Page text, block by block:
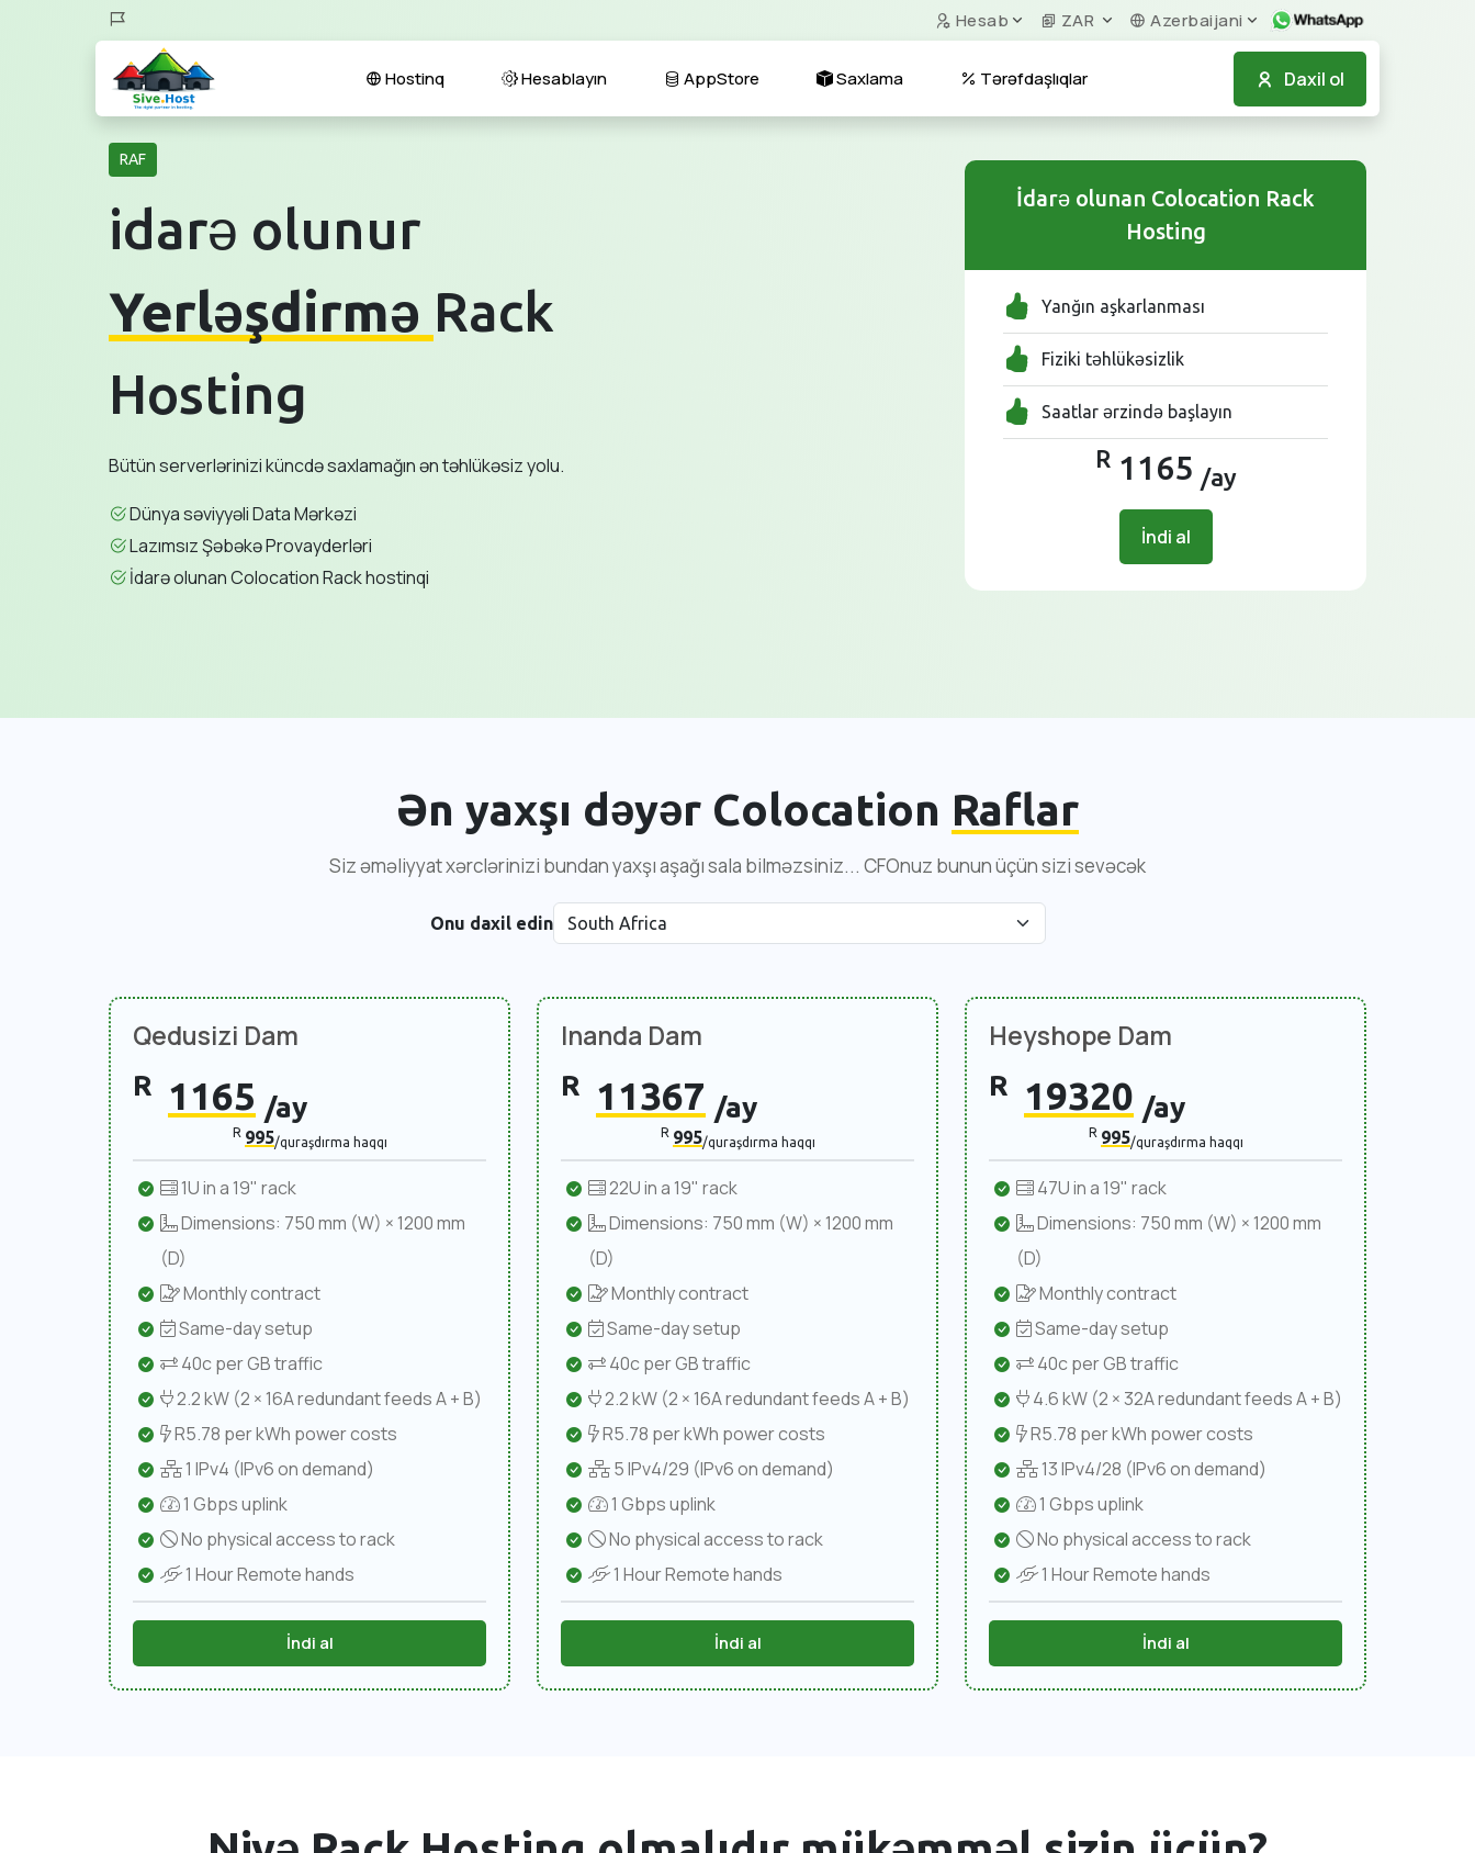
Hesab ZAR Azerbaijani
Daxil ol
Hostinq Hesablayın AppStore Saxlama Tərəfdaşlıqlar
RAF
idarə olunur
Yerləşdirmə Rack
Hosting
Bütün serverlərinizi küncdə saxlamağın ən təhlükəsiz yolu.
Dünya səviyyəli Data Mərkəzi
Lazımsız Şəbəkə Provayderləri
İdarə olunan Colocation Rack hostinqi
İdarə olunan Colocation Rack
Hosting
Yanğın aşkarlanması
Fiziki təhlükəsizlik
Saatlar ərzində başlayın
R1165 /ay
İndi al
Ən yaxşı dəyər Colocation Raflar
Siz əməliyyat xərclərinizi bundan yaxşı aşağı sala bilməzsiniz... CFOnuz bunun üçün sizi sevəcək
Onu daxil edin
Qedusizi Dam
R 1165 /ay
R 995/quraşdırma haqqı
1U in a 19" rack
Dimensions: 750 mm (W) × 1200 mm
(D)
Monthly contract
Same-day setup
40c per GB traffic
2.2 kW (2 × 16A redundant feeds A + B)
R5.78 per kWh power costs
1 IPv4 (IPv6 on demand)
1 Gbps uplink
No physical access to rack
1 Hour Remote hands
İndi al
Inanda Dam
R 11367 /ay
R 995/quraşdırma haqqı
22U in a 19" rack
Dimensions: 750 mm (W) × 1200 mm
(D)
Monthly contract
Same-day setup
40c per GB traffic
2.2 kW (2 × 16A redundant feeds A + B)
R5.78 per kWh power costs
5 IPv4/29 (IPv6 on demand)
1 Gbps uplink
No physical access to rack
1 Hour Remote hands
İndi al
Heyshope Dam
R 19320 /ay
R 995/quraşdırma haqqı
47U in a 19" rack
Dimensions: 750 mm (W) × 1200 mm
(D)
Monthly contract
Same-day setup
40c per GB traffic
4.6 kW (2 × 32A redundant feeds A + B)
R5.78 per kWh power costs
13 IPv4/28 (IPv6 on demand)
1 Gbps uplink
No physical access to rack
1 Hour Remote hands
İndi al